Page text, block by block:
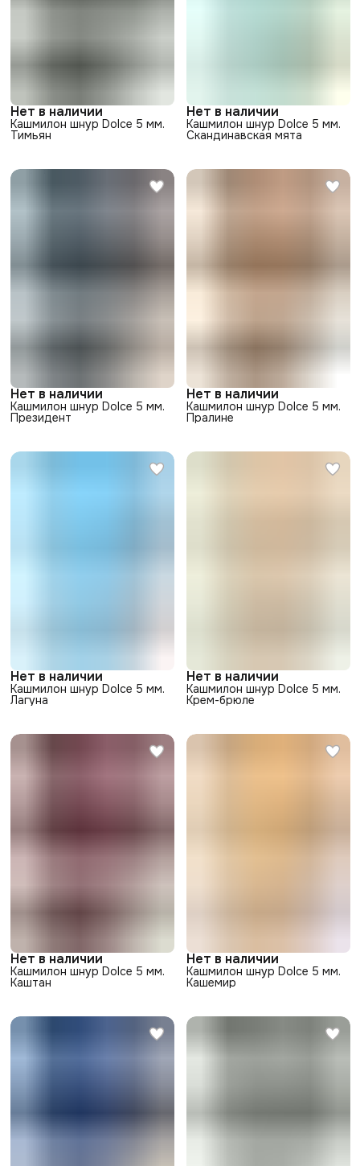
Нет в наличии
Кашмилон шнур Dolce 5 мм.
Тимьян
Нет в наличии
Кашмилон шнур Dolce 5 мм.
Скандинавская мята
Нет в наличии
Кашмилон шнур Dolce 5 мм.
Президент
Нет в наличии
Кашмилон шнур Dolce 5 мм.
Пралине
Нет в наличии
Кашмилон шнур Dolce 5 мм.
Лагуна
Нет в наличии
Кашмилон шнур Dolce 5 мм.
Крем-брюле
Нет в наличии
Кашмилон шнур Dolce 5 мм.
Каштан
Нет в наличии
Кашмилон шнур Dolce 5 мм.
Кашемир